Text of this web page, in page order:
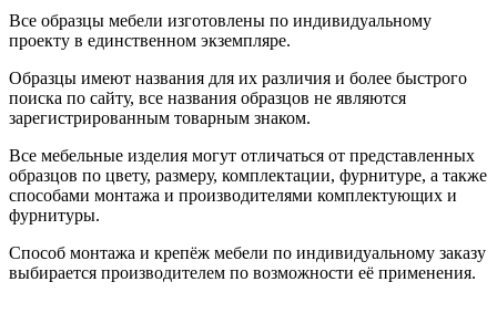
Все образцы мебели изготовлены по индивидуальному
проекту в единственном экземпляре.
Образцы имеют названия для их различия и более быстрого
поиска по сайту, все названия образцов не являются
зарегистрированным товарным знаком.
Все мебельные изделия могут отличаться от представленных
образцов по цвету, размеру, комплектации, фурнитуре, а также
способами монтажа и производителями комплектующих и
фурнитуры.
Способ монтажа и крепёж мебели по индивидуальному заказу
выбирается производителем по возможности её применения.